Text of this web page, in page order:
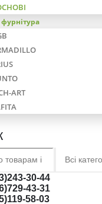
ART
30-44
43-31
58-03